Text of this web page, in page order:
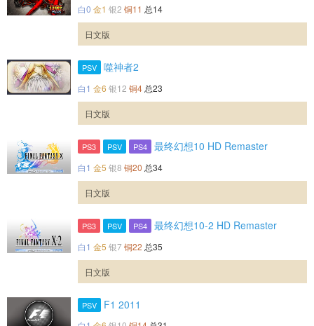
白0 金1 银2 铜11 总14
日文版
PSV 噬神者2
白1 金6 银12 铜4 总23
日文版
PS3 PSV PS4 最终幻想10 HD Remaster
白1 金5 银8 铜20 总34
日文版
PS3 PSV PS4 最终幻想10-2 HD Remaster
白1 金5 银7 铜22 总35
日文版
PSV F1 2011